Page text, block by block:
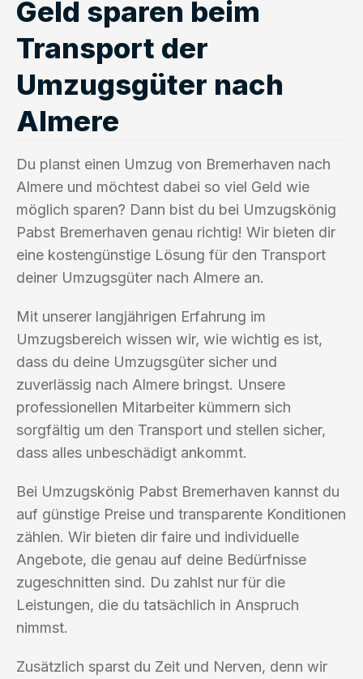
Geld sparen beim
Transport der
Umzugsgüter nach
Almere
Du planst einen Umzug von Bremerhaven nach
Almere und möchtest dabei so viel Geld wie
möglich sparen? Dann bist du bei Umzugskönig
Pabst Bremerhaven genau richtig! Wir bieten dir
eine kostengünstige Lösung für den Transport
deiner Umzugsgüter nach Almere an.
Mit unserer langjährigen Erfahrung im
Umzugsbereich wissen wir, wie wichtig es ist,
dass du deine Umzugsgüter sicher und
zuverlässig nach Almere bringst. Unsere
professionellen Mitarbeiter kümmern sich
sorgfältig um den Transport und stellen sicher,
dass alles unbeschädigt ankommt.
Bei Umzugskönig Pabst Bremerhaven kannst du
auf günstige Preise und transparente Konditionen
zählen. Wir bieten dir faire und individuelle
Angebote, die genau auf deine Bedürfnisse
zugeschnitten sind. Du zahlst nur für die
Leistungen, die du tatsächlich in Anspruch
nimmst.
Zusätzlich sparst du Zeit und Nerven, denn wir